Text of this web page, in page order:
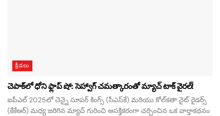
క్రీడలు
చెపాక్‌లో ధోని ఫ్లాప్ షో: సెహ్వాగ్ చమత్కారంతో మ్యాచ్ టాక్ వైరల్!
ఐపీఎల్ 2025లో చెన్నై సూపర్ కింగ్స్ (సీఎస్‌కే) మరియు కోల్‌కతా నైట్ రైడర్స్
(కేకేఆర్) మధ్య జరిగిన మ్యాచ్ గురించి ఆసక్తికరంగా చర్చించిన ఒక వార్తాకథనం